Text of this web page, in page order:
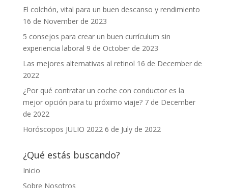
El colchón, vital para un buen descanso y rendimiento
16 de November de 2023
5 consejos para crear un buen currículum sin
experiencia laboral 9 de October de 2023
Las mejores alternativas al retinol 16 de December de
2022
¿Por qué contratar un coche con conductor es la
mejor opción para tu próximo viaje? 7 de December
de 2022
Horóscopos JULIO 2022 6 de July de 2022
¿Qué estás buscando?
Inicio
Sobre Nosotros